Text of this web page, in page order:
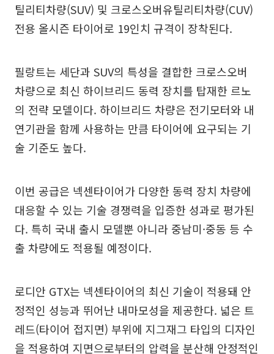
틸리티차량(SUV) 및 크로스오버유틸리티차량(CUV)
전용 올시즌 타이어로 19인치 규격이 장착된다.
필랑트는 세단과 SUV의 특성을 결합한 크로스오버
차량으로 최신 하이브리드 동력 장치를 탑재한 르노
의 전략 모델이다. 하이브리드 차량은 전기모터와 내
연기관을 함께 사용하는 만큼 타이어에 요구되는 기
술 기준도 높다.
이번 공급은 넥센타이어가 다양한 동력 장치 차량에
대응할 수 있는 기술 경쟁력을 입증한 성과로 평가된
다. 특히 국내 출시 모델뿐 아니라 중남미·중동 등 수
출 차량에도 적용될 예정이다.
로디안 GTX는 넥센타이어의 최신 기술이 적용돼 안
정적인 성능과 뛰어난 내마모성을 제공한다. 넓은 트
레드(타이어 접지면) 부위에 지그재그 타입의 디자인
을 적용하여 지면으로부터의 압력을 분산해 안정적인